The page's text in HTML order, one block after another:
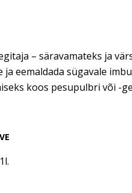
– säravamateks ja
ja eemaldada sügavale
koos pesupulbri või -
1l.